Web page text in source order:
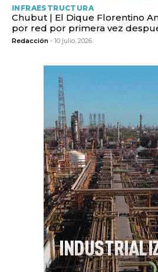
INFRAESTRUCTURA
Chubut | El Dique Florentino
por red por primera vez
Redacción - 10 julio, 2026